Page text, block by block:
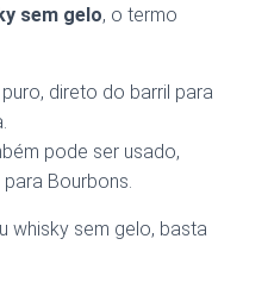
sem gelo, o termo
direto do barril para
pode ser usado,
Bourbons.
whisky sem gelo, basta